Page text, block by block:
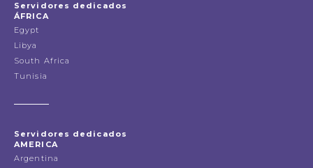
Servidores dedicados
ÁFRICA
Egypt
Libya
South Africa
Tunisia
Servidores dedicados
AMERICA
Argentina